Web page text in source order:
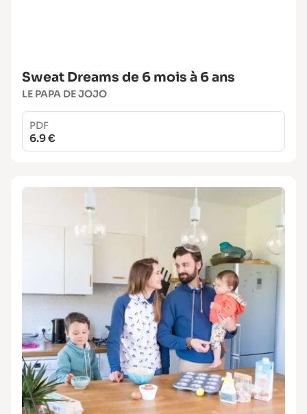
Sweat Dreams de 6 mois à 6 ans
LE PAPA DE JOJO
PDF
6.9 €